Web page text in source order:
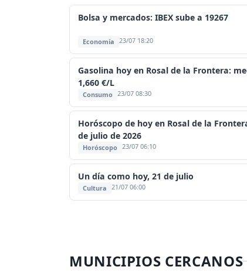
Bolsa y mercados: IBEX sube a 19267
Economía 23/07 18:20
Gasolina hoy en Rosal de la Frontera:
1,660 €/L
Consumo 23/07 08:30
Horóscopo de hoy en Rosal de la
de julio de 2026
Horóscopo 23/07 06:10
Un día como hoy, 21 de julio
Cultura 21/07 06:00
MUNICIPIOS CERCANOS